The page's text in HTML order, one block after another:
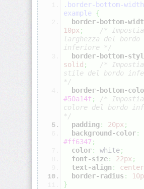
align-
self
all
animation
animation-
delay
animation-
direction
animation-
duration
.border-bottom-
example
{
border-bottom-
10px ;
/*
larghezza del bordo
inferiore */
border-bottom-
solid ;
/*
stile del bordo
*/
border-bottom-
#50a14f ;
/*
colore del bordo
*/
padding: 20px ;
background-color:
#ff6347 ;
color: white;
font-size: 22px ;
text-align : center
border-radius :
}